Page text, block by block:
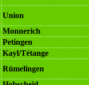
Union
Monnerich
Petingen
Kayl/Tétange
Rümelingen